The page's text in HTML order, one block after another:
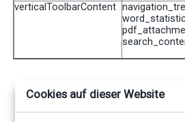
verticalToolbarContent
Cookies auf dieser Website